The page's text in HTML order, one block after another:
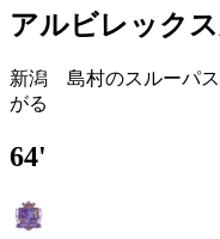
アルビレック
新潟 島村のスルーパス
がる
64'